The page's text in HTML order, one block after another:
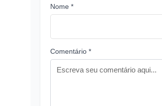
Nome *
Comentário *